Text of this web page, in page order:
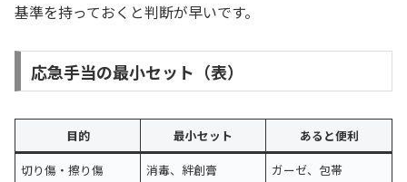
基準を持っておくと判断が早いです。
応急手当の最小セット（表）
目的 最小セット
あると便利
切り傷・擦り傷
消毒、絆創膏
ガーゼ、包帯